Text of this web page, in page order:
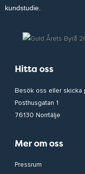
kundstudie.
Hitta oss
Besök oss eller skicka
Posthusgatan 1
76130 Norrtälje
Mer om oss
Pressrum